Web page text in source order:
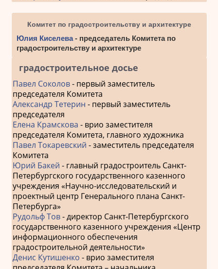
Комитет по градостроительству и архитектуре
Юлия Киселева- председатель Комитета по
градостроительству и архитектуре
градостроительное досье
Павел Соколов- первый заместитель
председателя Комитета
Александр Тетерин - первый заместитель
председателя
Елена Крамскова - врио заместителя
председателя Комитета, главного художника
Павел Токаревский - заместитель председателя
Комитета
Юрий Бакей - главный градостроитель Санкт-
Петербургского государственного казенного
учреждения «Научно-исследовательский и
проектный центр Генерального плана Санкт-
Петербурга»
Рудольф Тов- директор Санкт-Петербургского
государственного казенного учреждения «Центр
информационного обеспечения
градостроительной деятельности»
Денис Кутишенко - врио заместителя